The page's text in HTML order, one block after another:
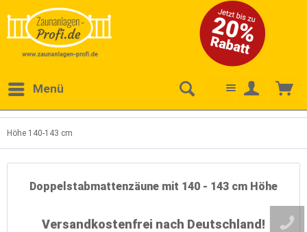
Menü
Höhe 140-143 cm
Doppelstabmattenzäune mit 140 - 143 cm Höhe
Versandkostenfrei nach Deutschland!